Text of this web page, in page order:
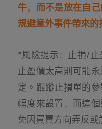
牛，而不是放在自
規避意外事件帶來的
*風險提示：止損/止
止盈價太高則可能
定。跟蹤止損單的
幅度來設置，而這
免因買賣方向弄反